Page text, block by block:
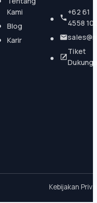
Kami
Blog
Karir
+62 61
4558
Tiket
Kebijakan